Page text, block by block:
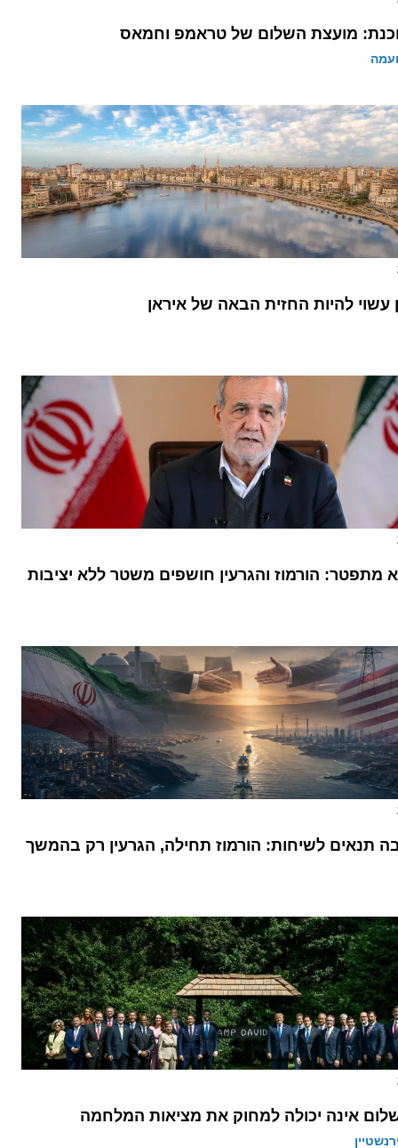
מועצת השלום של טראמפ וחמאס
עשוי להיות החזית הבאה של איראן
מתפטר: הורמוז והגרעין חושפים משטר ללא יציבות
תנאים לשיחות: הורמוז תחילה, הגרעין רק בהמשך
אינה יכולה למחוק את מציאות המלחמה